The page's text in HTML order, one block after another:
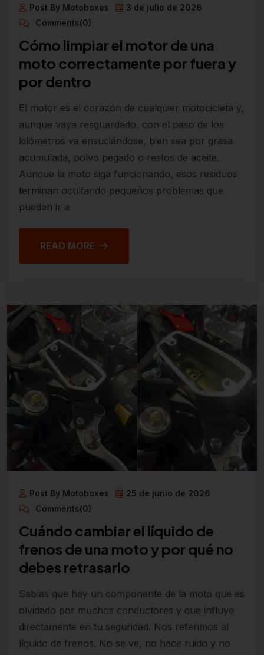
Post By Motoboxes
3 de julio de 2026
Comments(0)
Cómo limpiar el motor de una
moto correctamente por fuera y
por dentro
El motor es el corazón de cualquier motocicleta y,
aunque vaya resguardado, con el paso de los
kilómetros va ensuciándose, bien sea por grasa
acumulada, polvo pegado o restos de aceite.
Aunque la moto siga funcionando, esos residuos
terminan ocultando pequeños problemas que
pueden ir a
READ MORE
Post By Motoboxes
25 de junio de 2026
Comments(0)
Cuándo cambiar el líquido de
frenos de una moto y por qué no
debes retrasarlo
Sabías que hay un componente de la moto que es
olvidado por muchos conductores y que influye
directamente en tu seguridad. Nos referimos al
líquido de frenos. No se ve, no hace ruido y no